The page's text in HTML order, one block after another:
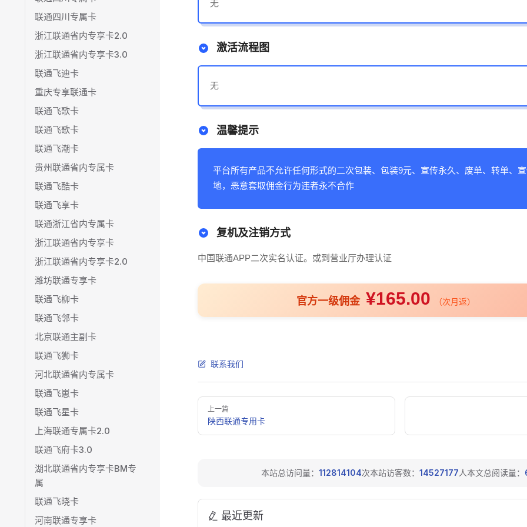
联通四川专属卡
浙江联通省内专享卡2.0
浙江联通省内专享卡3.0
联通飞迪卡
重庆专享联通卡
联通飞歌卡
联通飞歌卡
联通飞潮卡
贵州联通省内专属卡
联通飞酷卡
联通飞享卡
联通浙江省内专属卡
浙江联通省内专享卡
浙江联通省内专享卡2.0
潍坊联通专享卡
联通飞柳卡
联通飞邻卡
北京联通主副卡
联通飞狮卡
河北联通省内专属卡
联通飞崽卡
联通飞星卡
上海联通专属卡2.0
联通飞府卡3.0
湖北联通省内专享卡BM专
属
联通飞晓卡
河南联通专享卡
无
激活流程图
无
温馨提示
平台所有产品不允许任何形式的二次包装、包装9元、宣传永久、废单、转单、
地，恶意套取佣金行为违者永不合作
复机及注销方式
中国联通APP二次实名认证。或到营业厅办理认证
官方一级佣金 ¥165.00 （次月返）
联系我们
Pager
上一篇
陕西联通专用卡
本站总访问量： 112814104次本站访客数： 14527177人本文总阅读量：
最近更新